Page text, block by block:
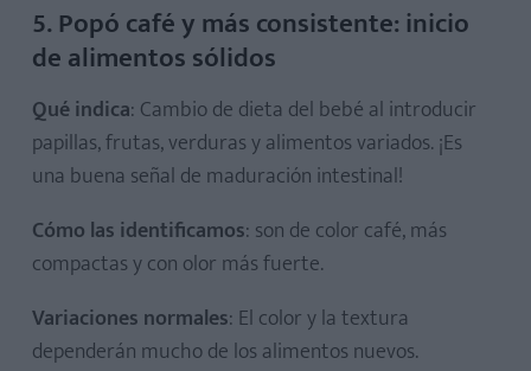
5. Popó café y más consistente: inicio
de alimentos sólidos
Qué indica: Cambio de dieta del bebé al introducir
papillas, frutas, verduras y alimentos variados. ¡Es
una buena señal de maduración intestinal!
Cómo las identificamos: son de color café, más
compactas y con olor más fuerte.
Variaciones normales: El color y la textura
dependerán mucho de los alimentos nuevos.